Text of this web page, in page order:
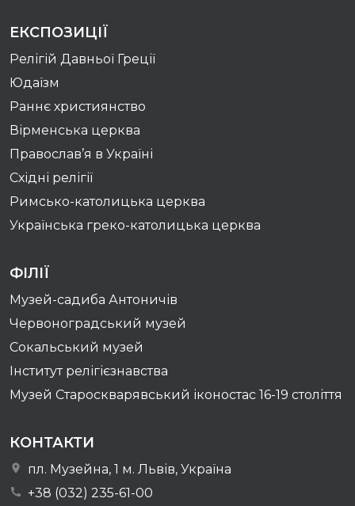
ЕКСПОЗИЦІЇ
Релігій Давньої Греції
Юдаїзм
Раннє християнство
Вірменська церква
Православ’я в Україні
Східні релігії
Римсько-католицька церква
Українська греко-католицька церква
ФІЛІЇ
Музей-садиба Антоничів
Червоноградський музей
Сокальський музей
Інститут релігієзнавства
Музей Староскварявський іконостас 16-19 cтоліття
КОНТАКТИ
пл. Музейна, 1 м. Львів, Україна
+38 (032) 235-61-00